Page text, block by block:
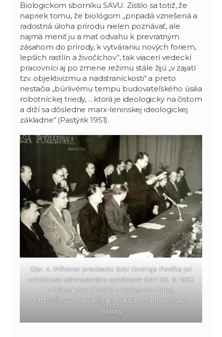
Biologickom sborníku SAVU. Zistilo sa totiž, že
napriek tomu, že biológom „pripadá vznešená a
radostná úloha prírodu nielen poznávať, ale
najmä meniť ju a mať odvahu k prevratným
zásahom do prírody, k vytváraniu nových foriem,
lepších rastlín a živočíchov“, tak viacerí vedeckí
pracovníci aj po zmene režimu stále žijú „v zajatí
tzv. objektivizmu a nadstraníckosti“ a preto
nestačia „búrlivému tempu budovateľského úsilia
robotníckej triedy, …ktorá je ideologicky na čistom
a drží sa dôsledne marx-leninskej ideologickej
základne“ (Pastýrik 1951).
Obr. 4. Príhovor predsedu SAV Ondreja Pavlíka pri
príležitosti slávnostného vyhlásenia SAV 26. 6. 1953
v Národnom divadle v Bratislave. Zdroj:
https://www.sav.sk/?lang=sk&doc=anniversary-
history